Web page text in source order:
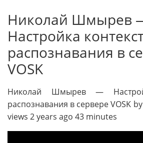
Николай Шмырев
Настройка
распознавания в
VOSK
Николай Шмырев ―
распознавания в сервере VOSK
views 2 years ago 43 minutes